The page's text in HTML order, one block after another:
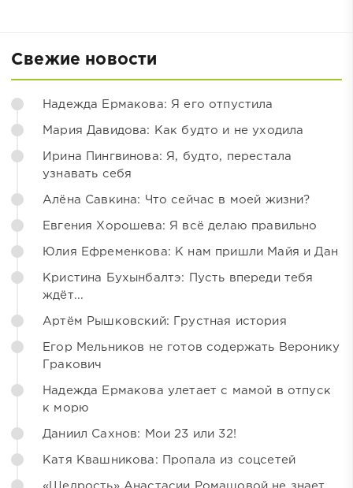
Свежие новости
Надежда Ермакова: Я его отпустила
Мария Давидова: Как будто и не уходила
Ирина Пингвинова: Я, будто, перестала
узнавать себя
Алёна Савкина: Что сейчас в моей жизни?
Евгения Хорошева: Я всё делаю правильно
Юлия Ефременкова: К нам пришли Майя и Дан
Кристина Бухынбалтэ: Пусть впереди тебя
ждёт...
Артём Рышковский: Грустная история
Егор Мельников не готов содержать Веронику
Гракович
Надежда Ермакова улетает с мамой в отпуск
к морю
Даниил Сахнов: Мои 23 или 32!
Катя Квашникова: Пропала из соцсетей